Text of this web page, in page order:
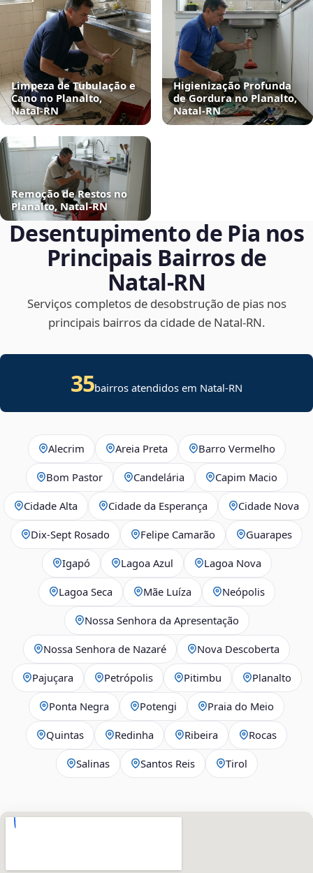
Limpeza de Tubulação e
Cano no Planalto,
Natal‑RN
Higienização Profunda
de Gordura no Planalto,
Natal‑RN
Remoção de Restos no
Planalto, Natal‑RN
Desentupimento de Pia nos
Principais Bairros de
Natal‑RN
Serviços completos de desobstrução de pias nos
principais bairros da cidade de Natal‑RN.
35bairros atendidos em Natal-RN
Alecrim Areia Preta Barro Vermelho
Bom Pastor Candelária Capim Macio
Cidade Alta Cidade da Esperança Cidade Nova
Dix‑Sept Rosado Felipe Camarão Guarapes
Igapó Lagoa Azul Lagoa Nova
Lagoa Seca Mãe Luíza Neópolis
Nossa Senhora da Apresentação
Nossa Senhora de Nazaré Nova Descoberta
Pajuçara Petrópolis Pitimbu Planalto
Ponta Negra Potengi Praia do Meio
Quintas Redinha Ribeira Rocas
Salinas Santos Reis Tirol